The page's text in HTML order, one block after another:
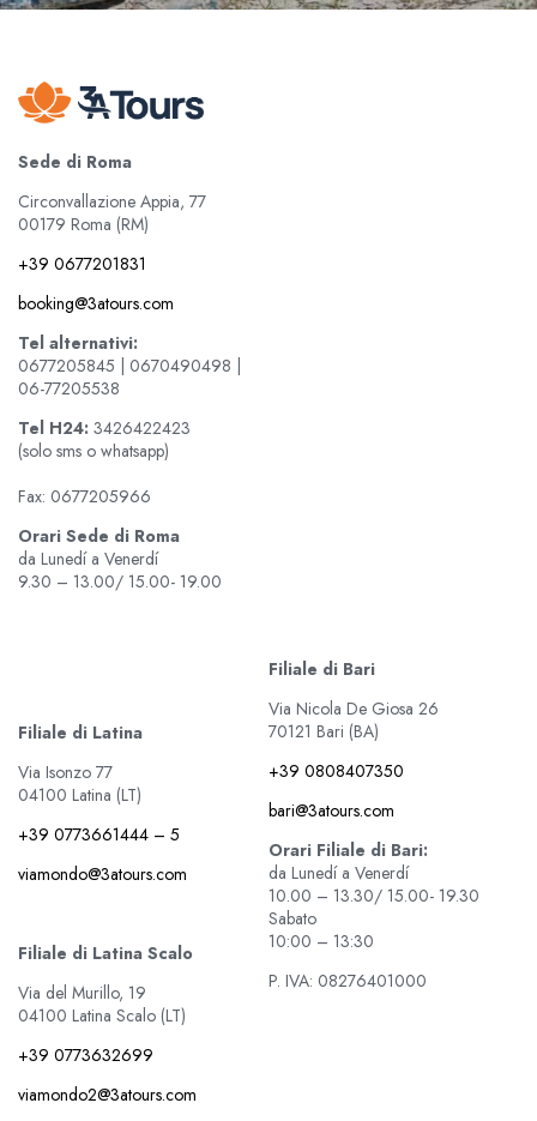
Sede di Roma
Circonvallazione Appia, 77
00179 Roma (RM)
+39 0677201831
booking@3atours.com
Tel alternativi:
0677205845 | 0670490498 |
06-77205538
Tel H24: 3426422423
(solo sms o whatsapp)
Fax: 0677205966
Orari Sede di Roma
da Lunedí a Venerdí
9.30 – 13.00/ 15.00- 19.00
Filiale di Latina
Via Isonzo 77
04100 Latina (LT)
+39 0773661444 – 5
viamondo@3atours.com
Filiale di Latina Scalo
Via del Murillo, 19
04100 Latina Scalo (LT)
+39 0773632699
viamondo2@3atours.com
Filiale di Bari
Via Nicola De Giosa 26
70121 Bari (BA)
+39 0808407350
bari@3atours.com
Orari Filiale di Bari:
da Lunedí a Venerdí
10.00 – 13.30/ 15.00- 19.30
Sabato
10:00 – 13:30
P. IVA: 08276401000